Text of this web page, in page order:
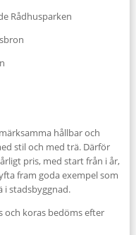
Rådhusparken
hållbar och
stil och med trä. Därför
pris, med start från i år,
fram goda exempel som
i stadsbyggnad.
och koras bedöms efter